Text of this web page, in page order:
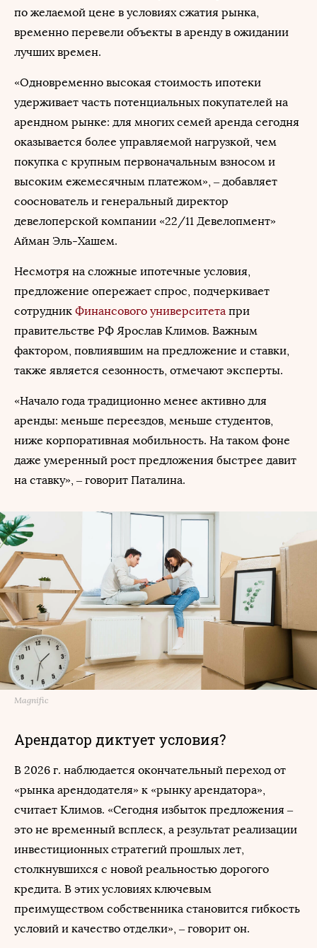
по желаемой цене в условиях сжатия рынка,
временно перевели объекты в аренду в ожидании
лучших времен.
«Одновременно высокая стоимость ипотеки
удерживает часть потенциальных покупателей на
арендном рынке: для многих семей аренда сегодня
оказывается более управляемой нагрузкой, чем
покупка с крупным первоначальным взносом и
высоким ежемесячным платежом», – добавляет
сооснователь и генеральный директор
девелоперской компании «22/11 Девелопмент»
Айман Эль-Хашем.
Несмотря на сложные ипотечные условия,
предложение опережает спрос, подчеркивает
сотрудник Финансового университета при
правительстве РФ Ярослав Климов. Важным
фактором, повлиявшим на предложение и ставки,
также является сезонность, отмечают эксперты.
«Начало года традиционно менее активно для
аренды: меньше переездов, меньше студентов,
ниже корпоративная мобильность. На таком фоне
даже умеренный рост предложения быстрее давит
на ставку», – говорит Паталина.
Magnific
Арендатор диктует условия?
В 2026 г. наблюдается окончательный переход от
«рынка арендодателя» к «рынку арендатора»,
считает Климов. «Сегодня избыток предложения –
это не временный всплеск, а результат реализации
инвестиционных стратегий прошлых лет,
столкнувшихся с новой реальностью дорогого
кредита. В этих условиях ключевым
преимуществом собственника становится гибкость
условий и качество отделки», – говорит он.